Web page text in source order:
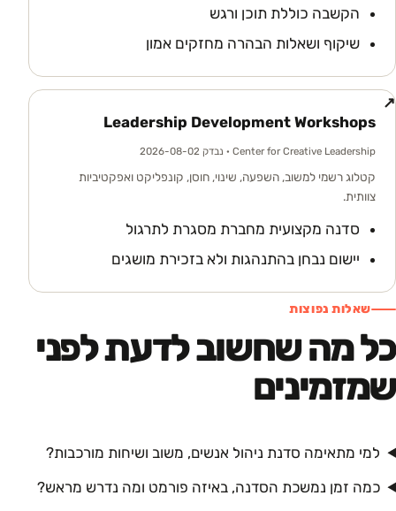
הקשבה כוללת תוכן ורגש
שיקוף ושאלות הבהרה מחזקים אמון
Leadership Development Workshops
Center for Creative Leadership · נבדק 2026-08-02
קטלוג רשמי למשוב, השפעה, שינוי, חוסן, קונפליקט ואפקטיביות
צוותית.
סדנה מקצועית מחברת מסגרת לתרגול
יישום נבחן בהתנהגות ולא בזכירת מושגים
↗
שאלות נפוצות
כל מה שחשוב לדעת לפני
שמזמינים
למי מתאימה סדנת ניהול אנשים, משוב ושיחות מורכבות?
כמה זמן נמשכת הסדנה, באיזה פורמט ומה נדרש מראש?